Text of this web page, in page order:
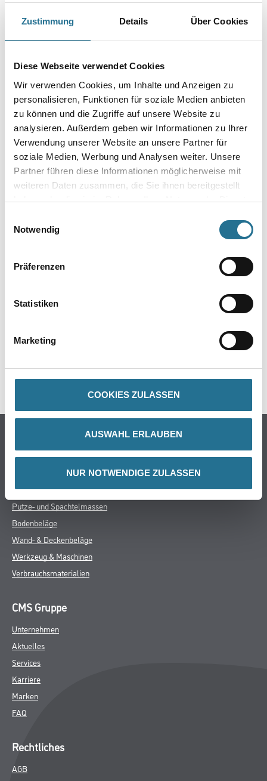
Zustimmung Details Über Cookies
Diese Webseite verwendet Cookies
Wir verwenden Cookies, um Inhalte und Anzeigen zu
personalisieren, Funktionen für soziale Medien anbieten
zu können und die Zugriffe auf unsere Website zu
analysieren. Außerdem geben wir Informationen zu Ihrer
Verwendung unserer Website an unsere Partner für
soziale Medien, Werbung und Analysen weiter. Unsere
Partner führen diese Informationen möglicherweise mit
weiteren Daten zusammen, die Sie ihnen bereitgestellt
haben oder die sie im Rahmen Ihrer Nutzung der Dienste
Notwendig
Präferenzen
Statistiken
Marketing
COOKIES ZULASSEN
AUSWAHL ERLAUBEN
NUR NOTWENDIGE ZULASSEN
Produkteigenschaft
- Mit marmorartiger Tiefenlichtwirkung
- Mineralisch pigmentiert
Verarbeitungstemp./Luftfeuchte
Während der gesamten Verarbeitungs- und Trocknungszeit darf
die Werkstoff-, Untergrund- und Lufttemperatur 8°C nicht unter-
und
30°C nicht überschreiten. Die Luftfeuchtigkeit sollte während der
gesamten Zeit zwischen 30 % r.F. und 75 % r.F. liegen.
200 g
SPEZIFIKATIONEN
Farbe
Trockenbau
Putze- und Spachtelmassen
Bodenbeläge
Wand- & Deckenbeläge
Werkzeug & Maschinen
Verbrauchsmaterialien
CMS Gruppe
Unternehmen
Aktuelles
Services
Karriere
Marken
FAQ
Rechtliches
AGB